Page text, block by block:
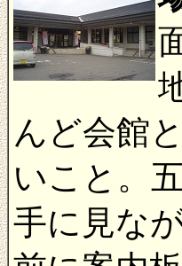
んど会館
いこと。
手に見な